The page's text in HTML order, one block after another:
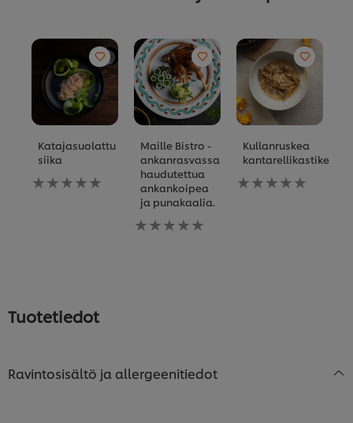
Katajasuolattu
siika
Ei
arvioita
Maille Bistro -
ankanrasvassa
haudutettua
ankankoipea
ja punakaalia.
Ei
arvioita
Kullanruskea
kantarellikastike
Ei
arvioita
Tuotetiedot
Ravintosisältö ja allergeenitiedot